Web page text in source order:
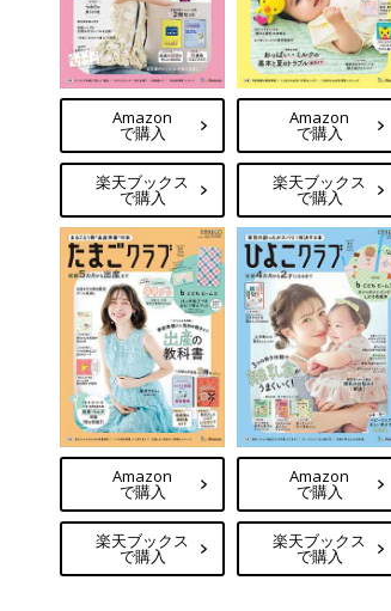
Amazon
で購入
楽天ブックス
で購入
Amazon
で購入
楽天ブックス
で購入
Amazon
で購入
楽天ブックス
で購入
Amazon
で購入
楽天ブックス
で購入